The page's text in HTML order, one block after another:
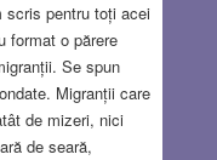
pentru toți acei
format o părere
Se spun
Migranții care
de mizeri, nici
de seară,